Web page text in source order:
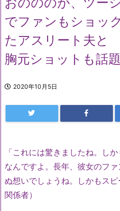
でファンもショッ
たアスリート夫と
胸元ショットも話
2020年10月5日
「これには驚きましたね。し
なんですよ。長年、彼女のフ
ぬ想いでしょうね。しかもス
関係者）